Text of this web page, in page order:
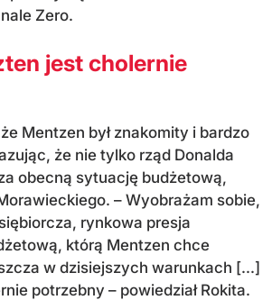
Zero.
jest cholernie
Mentzen był znakomity i bardzo
że nie tylko rząd Donalda
obecną sytuację budżetową,
– Wyobrażam sobie,
rynkowa presja
którą Mentzen chce
w dzisiejszych warunkach [...]
potrzebny – powiedział Rokita.